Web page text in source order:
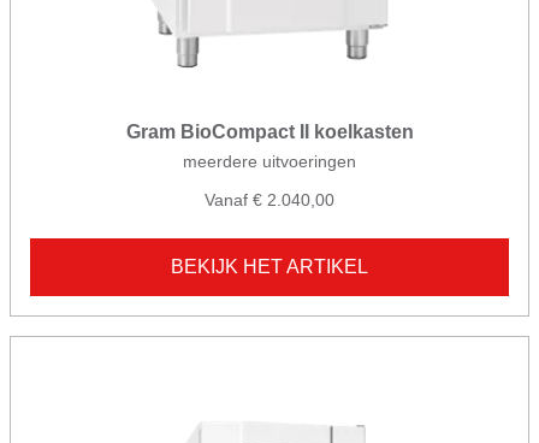
Gram BioCompact II koelkasten
meerdere uitvoeringen
Vanaf € 2.040,00
BEKIJK HET ARTIKEL